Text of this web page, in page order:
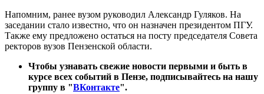
Напомним, ранее вузом руководил Александр Гуляков. На
заседании стало известно, что он назначен президентом ПГУ.
Также ему предложено остаться на посту председателя Совета
ректоров вузов Пензенской области.
Чтобы узнавать свежие новости первыми и быть в
курсе всех событий в Пензе, подписывайтесь на нашу
группу в "ВКонтакте".